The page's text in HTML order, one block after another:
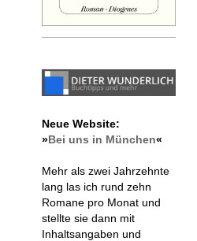
Neue Website:
»Bei uns in München«
Mehr als zwei Jahrzehnte
lang las ich rund zehn
Romane pro Monat und
stellte sie dann mit
Inhaltsangaben und